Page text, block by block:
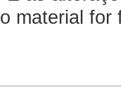
material for